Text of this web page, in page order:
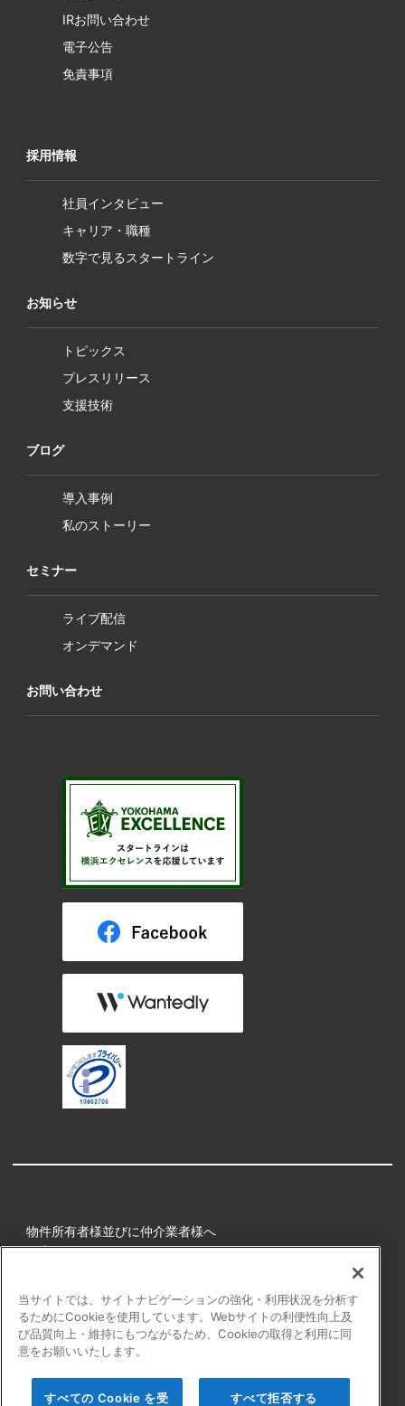
IRお問い合わせ
電子公告
免責事項
採用情報
社員インタビュー
キャリア・職種
数字で見るスタートライン
お知らせ
トピックス
プレスリリース
支援技術
ブログ
導入事例
私のストーリー
セミナー
ライブ配信
オンデマンド
お問い合わせ
物件所有者様並びに仲介業者様へ
健康経営
プライバシーポリシー
障害者の表記について
当サイトでは、サイトナビゲーションの強化・利用状況を分析す
るためにCookieを使用しています。Webサイトの利便性向上及
び品質向上・維持にもつながるため、Cookieの取得と利用に同
意をお願いいたします。
すべての Cookie を受 すべて拒否する